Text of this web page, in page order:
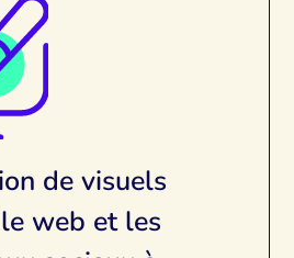
de visuels
web et les